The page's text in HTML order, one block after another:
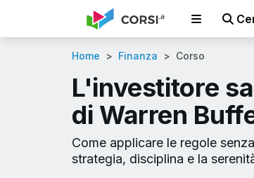
Home Finanza Corso
L'investitore
di Warren
Come applicare le regole
strategia, disciplina e la